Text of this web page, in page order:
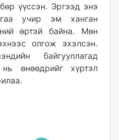
үүссэн. Эргээд энэ
учир эм ханган
өртэй байна. Мөн
олгож эхэлсэн.
байгууллагад
өнөөдрийг хүртэл